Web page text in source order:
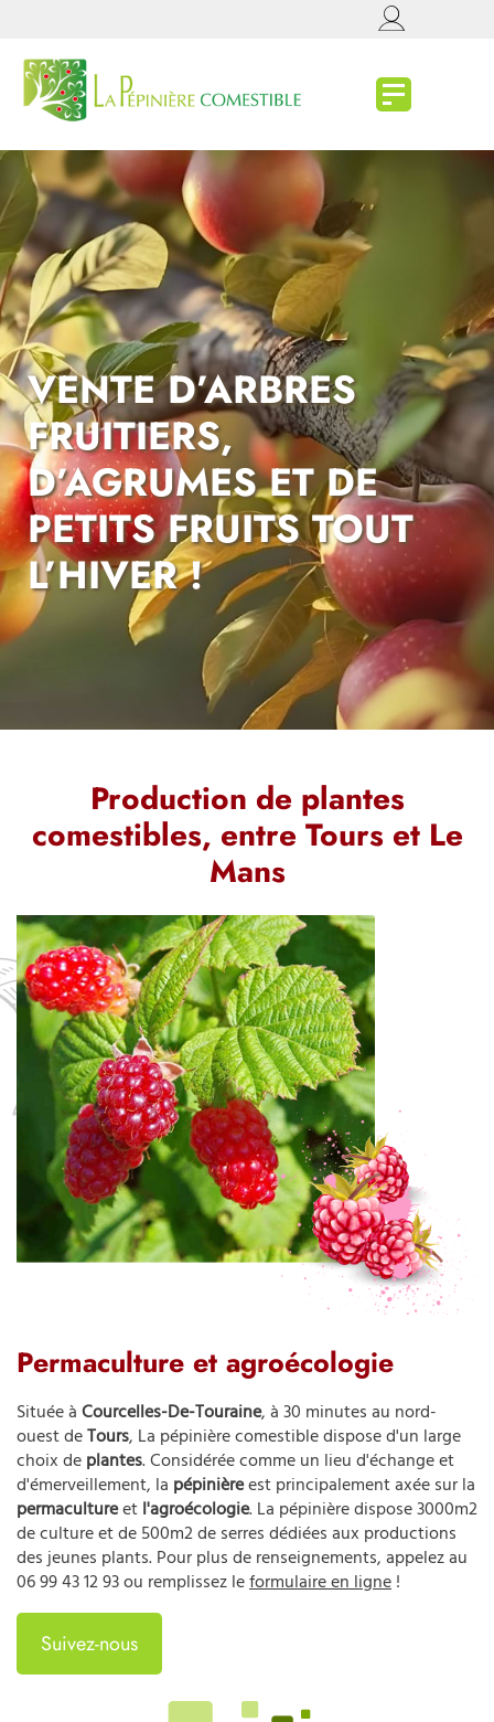
VENTE D’ARBRES
FRUITIERS,
D’AGRUMES ET DE
PETITS FRUITS TOUT
L’HIVER !
Production de plantes
comestibles, entre Tours et Le
Mans
Permaculture et agroécologie
Située àCourcelles-De-Touraine, à 30 minutes au nord-
ouest deTours, La pépinière comestible dispose d'un large
choix deplantes. Considérée comme un lieu d'échange et
d'émerveillement, la pépinièreest principalement axée sur la
permacultureetl'agroécologie. La pépinière dispose 3000m2
de culture et de 500m2 de serres dédiées aux productions
des jeunes plants. Pour plus de renseignements, appelez au
06 99 43 12 93ou remplissez leformulaire en ligne!
Suivez-nous